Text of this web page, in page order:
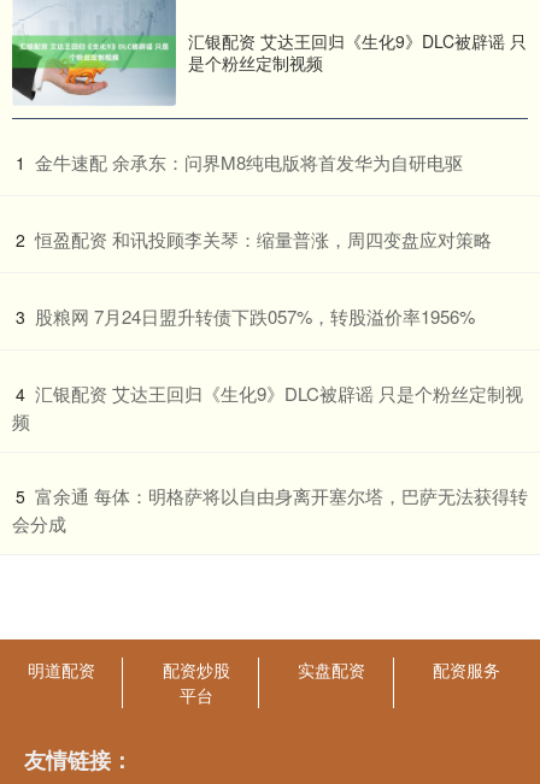
汇银配资 艾达王回归《生化9》DLC被辟谣 只
是个粉丝定制视频
1 ​金牛速配 余承东：问界M8纯电版将首发华为自研电驱
2 ​恒盈配资 和讯投顾李关琴：缩量普涨，周四变盘应对策略
3 ​股粮网 7月24日盟升转债下跌057%，转股溢价率1956%
4 ​汇银配资 艾达王回归《生化9》DLC被辟谣 只是个粉丝定制视
频
5 ​富余通 每体：明格萨将以自由身离开塞尔塔，巴萨无法获得转
会分成
明道配资
配资炒股
平台
实盘配资 配资服务
友情链接：